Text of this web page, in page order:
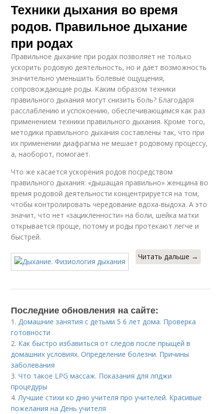
Техники дыхания во время
родов. Правильное дыхание
при родах
Правильное дыхание при родах позволяет не только
ускорить родовую деятельность, но и дает возможность
значительно уменьшить болевые ощущения,
сопровождающие роды. Каким образом техники
правильного дыхания могут снизить боль? Благодаря
расслаблению и успокоению, обеспечивающимся как раз
применением техники правильного дыхания. Кроме того,
методики правильного дыхания составлены так, что при
их применении диафрагма не мешает родовому процессу,
а, наоборот, помогает.
Что же касается ускорения родов посредством
правильного дыхания: «дышащая правильно» женщина во
время родовой деятельности концентрируется на том,
чтобы контролировать чередование вдоха-выдоха. А это
значит, что нет «зацикленности» на боли, шейка матки
открывается проще, потому и роды протекают легче и
быстрей.
Читать дальше →
Последние обновления на сайте:
1.Домашние занятия с детьми 5 6 лет дома. Проверка
готовности
2. Как быстро избавиться от следов после прыщей в
домашних условиях. Определение болезни. Причины
заболевания
3.Что такое LPG массаж. Показания для лпджи
процедуры
4.Лучшие стихи ко дню учителя про учителей. Красивые
пожелания на День учителя